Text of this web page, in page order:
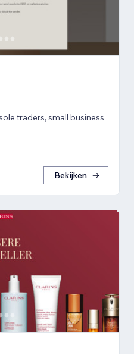
traders, small business
Bekijken